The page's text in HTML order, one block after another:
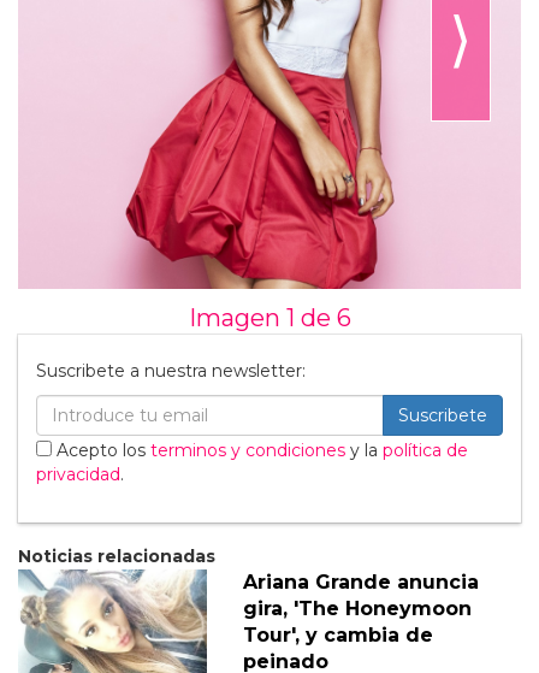
⟩
Imagen 1 de 6
Suscribete a nuestra newsletter:
Suscribete
Acepto los terminos y condiciones y la política de
privacidad.
Noticias relacionadas
Ariana Grande anuncia
gira, 'The Honeymoon
Tour', y cambia de
peinado